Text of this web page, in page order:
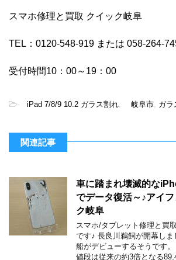
スマホ修理と買取 クイック岐阜
TEL：0120-548-919 または 058-264-
受付時間10：00～19：00
- iPad 7/8/9 10.2 ガラス割れ 岐阜市 ガラ
関連記事
車に踏まれ壊滅的な
でデータ復活～♪アイ
ク岐阜
スマホ/タブレット修理と買
です♪ 長良川鵜飼が開幕し
船がデビューするそうです
値段は従来の約3倍となる